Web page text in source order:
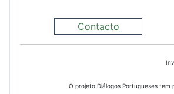
Contacto
O projeto Diálogos Portugueses